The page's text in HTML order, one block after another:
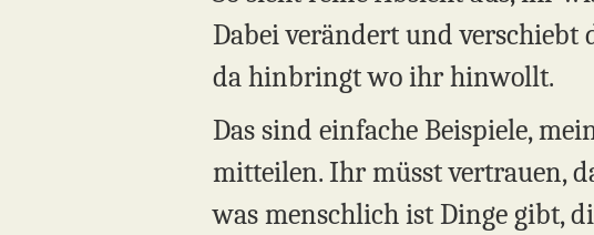
Dabei verändert und verschiebt
da hinbringt wo ihr hinwollt.
Das sind einfache Beispiele,
mitteilen. Ihr müsst vertrauen,
was menschlich ist Dinge gibt,